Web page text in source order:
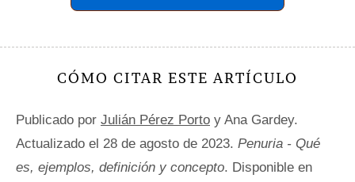
CÓMO CITAR ESTE ARTÍCULO
Publicado por Julián Pérez Porto y Ana Gardey.
Actualizado el 28 de agosto de 2023. Penuria - Qué
es, ejemplos, definición y concepto. Disponible en